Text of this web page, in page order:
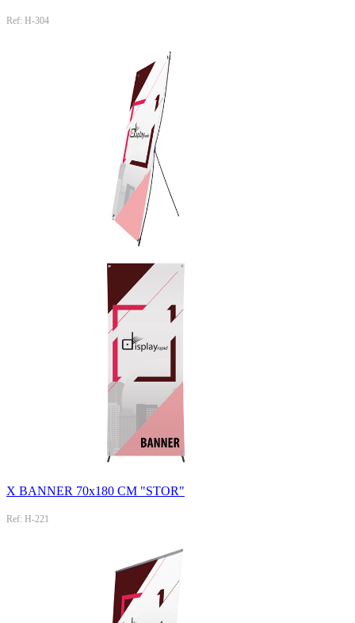
Ref: H-304
X BANNER 70x180 CM "STOR"
Ref: H-221